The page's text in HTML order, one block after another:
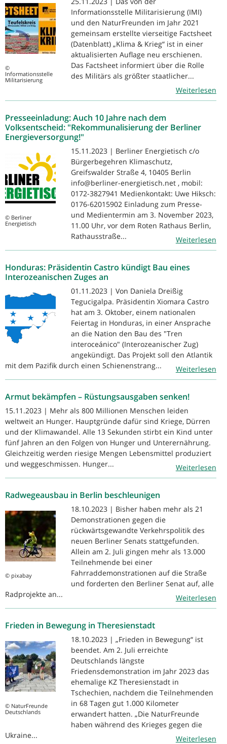
©
Informationsstelle
Militarisierung
Informationsstelle Militarisierung (IMI)
und den NaturFreunden im Jahr 2021
gemeinsam erstellte vierseitige Factsheet
(Datenblatt) „Klima & Krieg“ ist in einer
aktualisierten Auflage neu erschienen.
Das Factsheet informiert über die Rolle
des Militärs als größter staatlicher...
Weiterlesen
Presseeinladung: Auch 10 Jahre nach dem
Volksentscheid: "Rekommunalisierung der Berliner
Energieversorgung!"
© Berliner
Energietisch
15.11.2023 | Berliner Energietisch c/o
Bürgerbegehren Klimaschutz,
Greifswalder Straße 4, 10405 Berlin
info@berliner-energietisch.net , mobil:
0172-3827941 Medienkontakt: Uwe Hiksch:
0176-62015902 Einladung zum Presse-
und Medientermin am 3. November 2023,
11.00 Uhr, vor dem Roten Rathaus Berlin,
Rathausstraße...
Weiterlesen
Honduras: Präsidentin Castro kündigt Bau eines
Interozeanischen Zuges an
01.11.2023 | Von Daniela Dreißig
Tegucigalpa. Präsidentin Xiomara Castro
hat am 3. Oktober, einem nationalen
Feiertag in Honduras, in einer Ansprache
an die Nation den Bau des "Tren
interoceánico" (Interozeanischer Zug)
angekündigt. Das Projekt soll den Atlantik
mit dem Pazifik durch einen Schienenstrang...
Weiterlesen
Armut bekämpfen – Rüstungsausgaben senken!
15.11.2023 | Mehr als 800 Millionen Menschen leiden
weltweit an Hunger. Hauptgründe dafür sind Kriege, Dürren
und der Klimawandel. Alle 13 Sekunden stirbt ein Kind unter
fünf Jahren an den Folgen von Hunger und Unterernährung.
Gleichzeitig werden riesige Mengen Lebensmittel produziert
und weggeschmissen. Hunger...
Weiterlesen
Radwegeausbau in Berlin beschleunigen
© pixabay
18.10.2023 | Bisher haben mehr als 21
Demonstrationen gegen die
rückwärtsgewandte Verkehrspolitik des
neuen Berliner Senats stattgefunden.
Allein am 2. Juli gingen mehr als 13.000
Teilnehmende bei einer
Fahrraddemonstrationen auf die Straße
und forderten den Berliner Senat auf, alle
Radprojekte an...
Weiterlesen
Frieden in Bewegung in Theresienstadt
© NaturFreunde
Deutschlands
18.10.2023 | „Frieden in Bewegung“ ist
beendet. Am 2. Juli erreichte
Deutschlands längste
Friedensdemonstration im Jahr 2023 das
ehemalige KZ Theresienstadt in
Tschechien, nachdem die Teilnehmenden
in 68 Tagen gut 1.000 Kilometer
erwandert hatten. „Die NaturFreunde
haben während des Krieges gegen die
Ukraine...
Weiterlesen